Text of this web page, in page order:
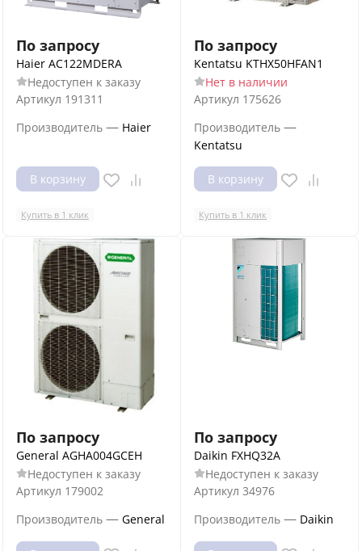
По запросу
Haier AC122MDERA
Недоступен к заказу
Артикул 191311
Производитель — Haier
В корзину
Купить в 1 клик
По запросу
Kentatsu KTHX50HFAN1
Нет в наличии
Артикул 175626
Производитель —
Kentatsu
В корзину
Купить в 1 клик
По запросу
General AGHA004GCEH
Недоступен к заказу
Артикул 179002
Производитель — General
По запросу
Daikin FXHQ32A
Недоступен к заказу
Артикул 34976
Производитель — Daikin